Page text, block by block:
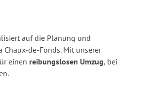
auf die Planung und
de-Fonds. Mit unserer
einen reibungslosen Umzug, bei